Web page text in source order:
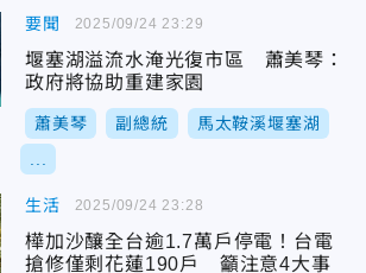
要聞
堰塞湖溢流水淹光復市區 蕭美琴：
政府將協助重建家園
蕭美琴 副總統 馬太鞍溪堰塞湖
2025/09/24 23:29
生活
樺加沙釀全台逾1.7萬戶停電！台電
搶修僅剩花蓮190戶 籲注意4大事
2025/09/24 23:28